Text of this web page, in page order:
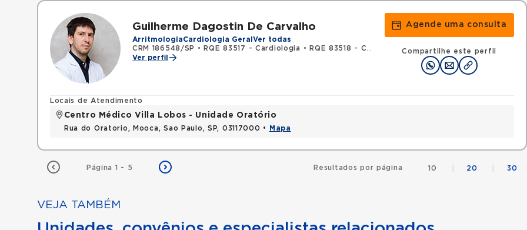
Guilherme Dagostin De Carvalho
ArritmologiaCardiologia Geral Ver todas
CRM 186548/SP
• RQE 83517 - Cardiologia •
RQE 83518 - Clínica médica
Ver perfil
Agende uma consulta
Compartilhe este perfil
Locais de Atendimento
Centro Médico Villa Lobos - Unidade Oratório
Rua do Oratorio, Mooca, Sao Paulo, SP, 03117000 • Mapa
Página 1 - 5 Resultados por página 10 20 30
VEJA TAMBÉM